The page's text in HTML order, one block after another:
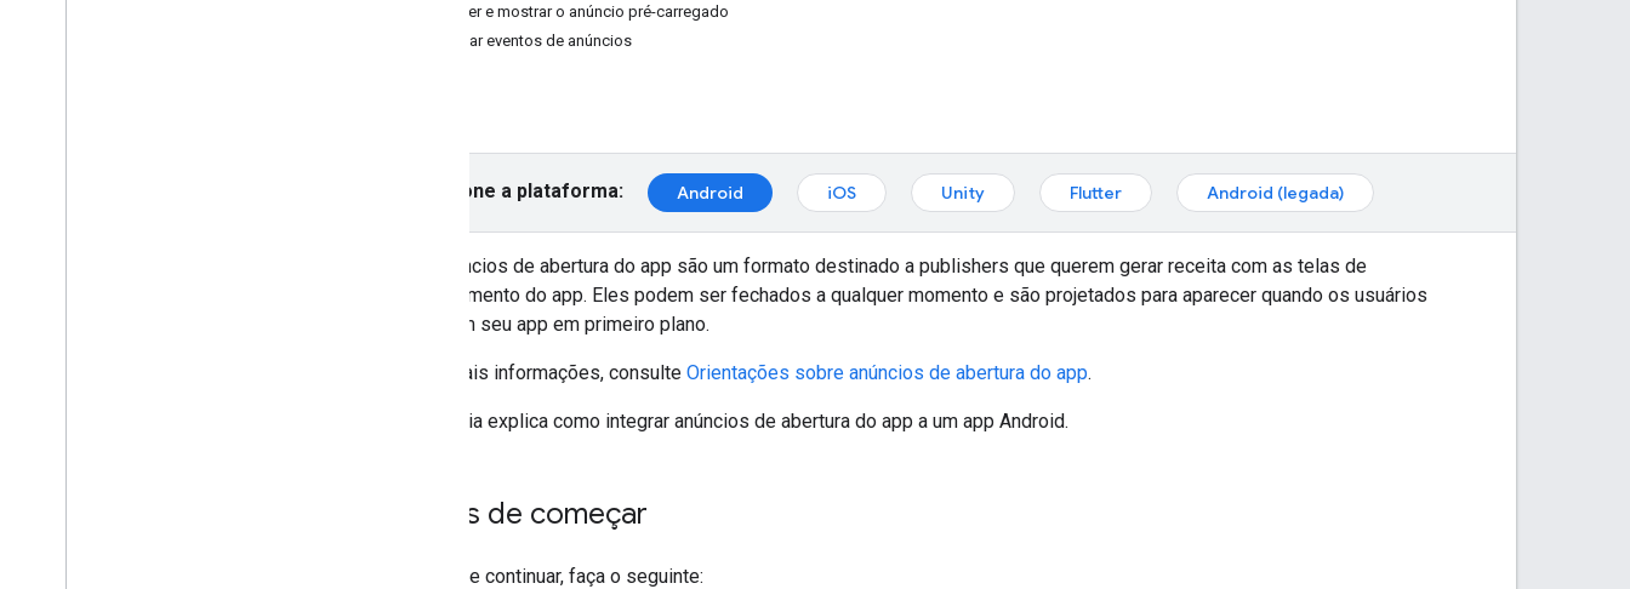
Receber e mostrar o anúncio pré-carregado
Detectar eventos de anúncios
Selecione a plataforma: Android iOS Unity Flutter Android (legada)
Os anúncios de abertura do app são um formato destinado a publishers que querem gerar receita com as telas de
carregamento do app. Eles podem ser fechados a qualquer momento e são projetados para aparecer quando os usuários
colocam seu app em primeiro plano.
Para mais informações, consulte Orientações sobre anúncios de abertura do app.
Este guia explica como integrar anúncios de abertura do app a um app Android.
Antes de começar
Antes de continuar, faça o seguinte: